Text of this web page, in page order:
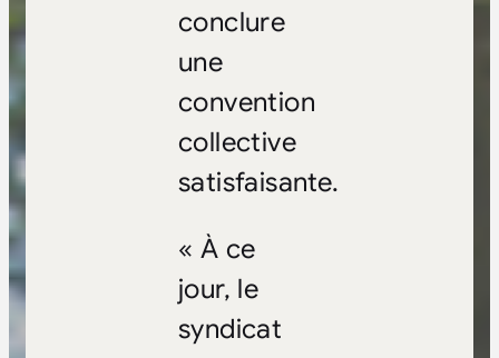
conclure
une
convention
collective
satisfaisante.
« À ce
jour, le
syndicat